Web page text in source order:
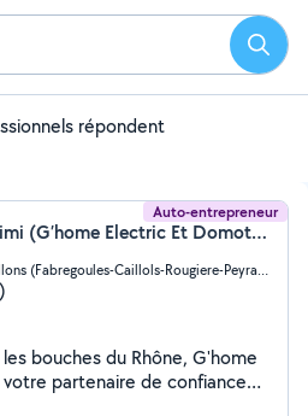
répondent
Auto-entrepreneur
Rachid Ghenimi (G’home Electric Et Domotic)
Septèmes-les-Vallons (Fabregoules-Caillols-Rougiere-Peyrards)
bouches du Rhône, G'home
partenaire de confiance